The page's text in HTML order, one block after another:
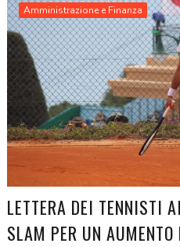
Amministrazione e Finanza
LETTERA DEI TENNISTI
SLAM PER UN